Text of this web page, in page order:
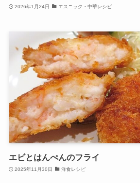
2026年1月24日 エスニック・中華レシピ
エビとはんぺんのフライ
2025年11月30日 洋食レシピ